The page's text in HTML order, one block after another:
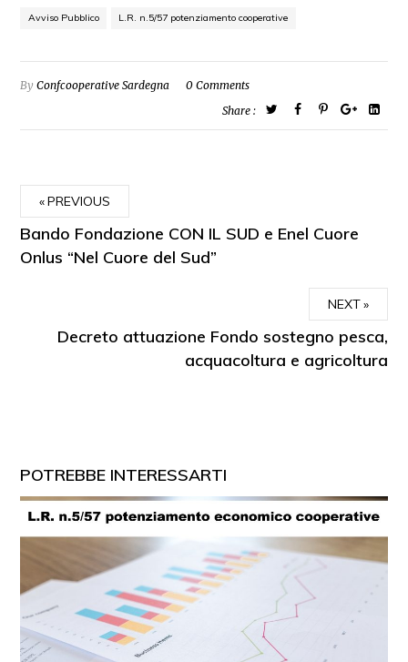
Avviso Pubblico L.R. n.5/57 potenziamento cooperative
ByConfcooperative Sardegna
0 Comments
Share :
PREVIOUS
Bando Fondazione CON IL SUD e Enel Cuore
Onlus “Nel Cuore del Sud”
NEXT
Decreto attuazione Fondo sostegno pesca,
acquacoltura e agricoltura
POTREBBE INTERESSARTI